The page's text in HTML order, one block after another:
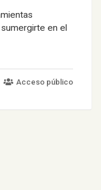
en el
Acceso público